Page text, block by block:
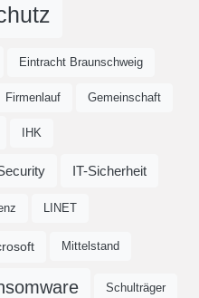
Eintracht Braunschweig
Firmenlauf Gemeinschaft
IHK
IT-Sicherheit
LINET
Mittelstand
Schulträger